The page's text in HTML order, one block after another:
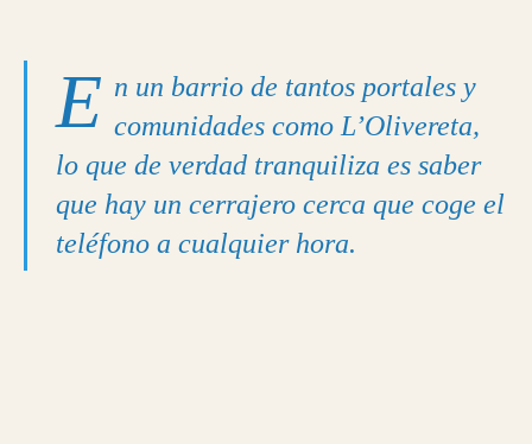
E n un barrio de tantos portales y
comunidades como L’Olivereta,
lo que de verdad tranquiliza es saber
que hay un cerrajero cerca que coge el
teléfono a cualquier hora.